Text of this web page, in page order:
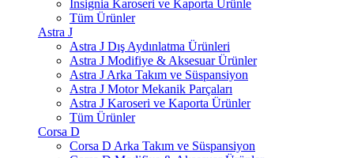
İnsignia Karoseri ve Kaporta Ürünle
Tüm Ürünler
Astra J
Astra J Dış Aydınlatma Ürünleri
Astra J Modifiye & Aksesuar Ürünler
Astra J Arka Takım ve Süspansiyon
Astra J Motor Mekanik Parçaları
Astra J Karoseri ve Kaporta Ürünler
Tüm Ürünler
Corsa D
Corsa D Arka Takım ve Süspansiyon